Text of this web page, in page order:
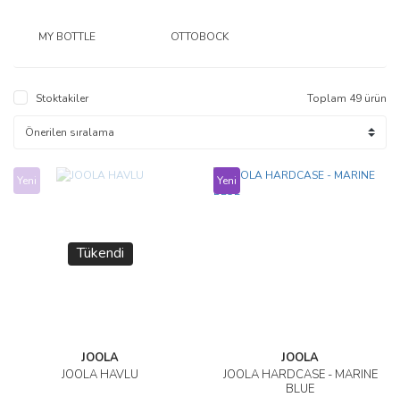
MY BOTTLE OTTOBOCK
Stoktakiler Toplam 49 ürün
Yeni
Tükendi
JOOLA
JOOLA HAVLU
Yeni
JOOLA
JOOLA HARDCASE - MARINE
BLUE